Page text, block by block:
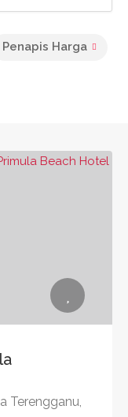
Penapis Harga
Terengganu,